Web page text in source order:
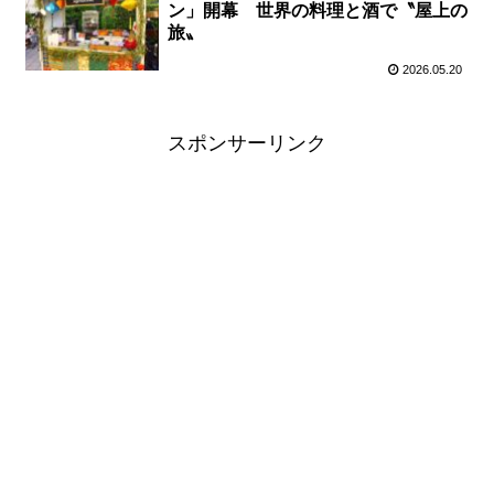
ン」開幕 世界の料理と酒で〝屋上の
旅〟
2026.05.20
スポンサーリンク